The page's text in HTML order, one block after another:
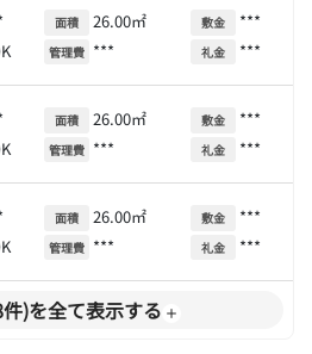
面積 26.00㎡
管理費 ***
敷金 ***
礼金 ***
面積 26.00㎡
管理費 ***
敷金 ***
礼金 ***
面積 26.00㎡
管理費 ***
敷金 ***
礼金 ***
)を全て表示する